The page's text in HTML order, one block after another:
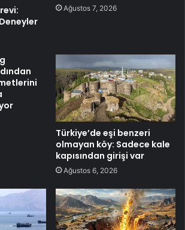
Ağustos 7, 2026
Türkiye’de eşi benzeri
olmayan köy: Sadece kale
kapısından girişi var
Ağustos 6, 2026